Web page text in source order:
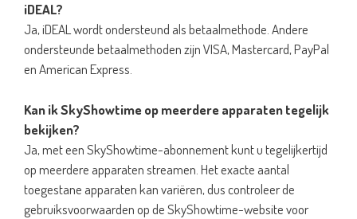
iDEAL?
Ja, iDEAL wordt ondersteund als betaalmethode. Andere
ondersteunde betaalmethoden zijn VISA, Mastercard, PayPal
en American Express.
Kan ik SkyShowtime op meerdere apparaten tegelijk
bekijken?
Ja, met een SkyShowtime-abonnement kunt u tegelijkertijd
op meerdere apparaten streamen. Het exacte aantal
toegestane apparaten kan variëren, dus controleer de
gebruiksvoorwaarden op de SkyShowtime-website voor